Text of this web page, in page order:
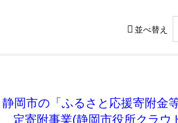
並べ替え
静岡市の「ふるさと応援寄附金
定寄附事業(静岡市役所クラウ